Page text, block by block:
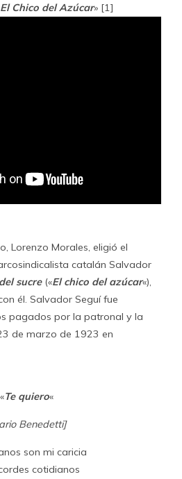
El Chico del Azúcar» [1]
Lorenzo Morales, eligió el
catalán Salvador
sucre(«El chico del azúcar«),
él. ​Salvador Seguí fue
pagados por la patronal y la
de marzo de 1923 en
«Te quiero«
Benedetti]
son mi caricia
cotidianos